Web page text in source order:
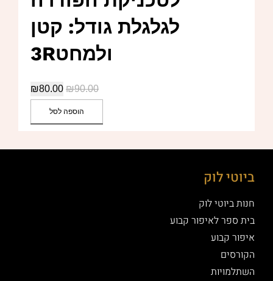
לגלגלת גודל: קטן
ולמחט3R
₪90.00
₪80.00
הוספה לסל
ביוטי לוק
חנות ביוטי לוק
בית ספר לאיפור קבוע
איפור קבוע
הקורסים
השתלמויות